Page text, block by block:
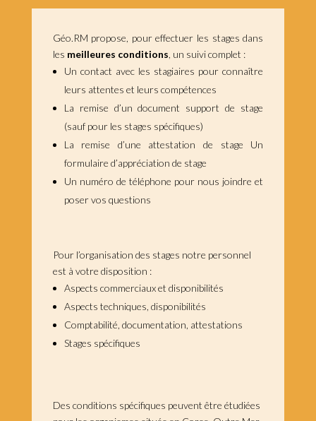
Géo.RM propose, pour effectuer les stages dans
les meilleures conditions, un suivi complet :
Un contact avec les stagiaires pour connaître
leurs attentes et leurs compétences
La remise d’un document support de stage
(sauf pour les stages spécifiques)
La remise d’une attestation de stage Un
formulaire d’appréciation de stage
Un numéro de téléphone pour nous joindre et
poser vos questions
Pour l’organisation des stages notre personnel
est à votre disposition :
Aspects commerciaux et disponibilités
Aspects techniques, disponibilités
Comptabilité, documentation, attestations
Stages spécifiques
Des conditions spécifiques peuvent être étudiées